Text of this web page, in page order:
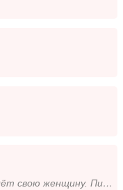
Привет. Пенсионер. Ждёт свою женщину. Пишите, кто согласен на переезд.